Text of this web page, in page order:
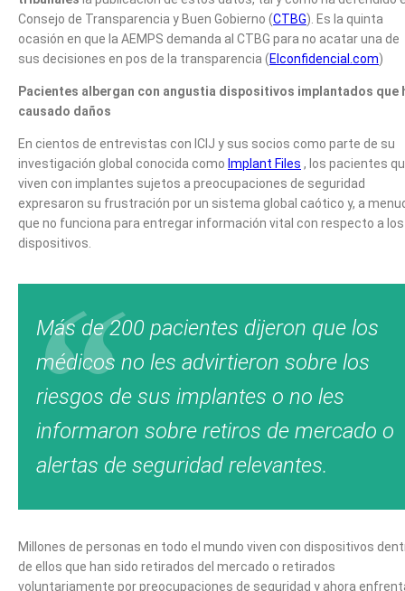
Consejo de Transparencia y Buen Gobierno (CTBG). Es la quinta
ocasión en que la AEMPS demanda al CTBG para no acatar una de
sus decisiones en pos de la transparencia (Elconfidencial.com)
Pacientes albergan con angustia dispositivos implantados que
causado daños
En cientos de entrevistas con ICIJ y sus socios como parte de su
investigación global conocida como Implant Files , los pacientes
viven con implantes sujetos a preocupaciones de seguridad
expresaron su frustración por un sistema global caótico y, a
que no funciona para entregar información vital con respecto a los
dispositivos.
Más de 200 pacientes dijeron que los
médicos no les advirtieron sobre los
riesgos de sus implantes o no les
informaron sobre retiros de mercado o
alertas de seguridad relevantes.
Millones de personas en todo el mundo viven con dispositivos
de ellos que han sido retirados del mercado o retirados
voluntariamente por preocupaciones de seguridad y ahora